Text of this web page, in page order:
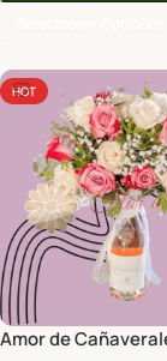
HOT
Amor de